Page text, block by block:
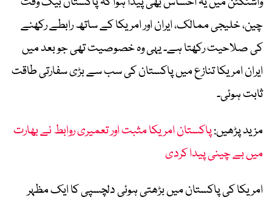
چین، خلیجی ممالک، ایران اور امریکا کے ساتھ رابطے رکھنے
کی صلاحیت رکھتا ہے۔ یہی وہ خصوصیت تھی جو بعد میں
ایران امریکا تنازع میں پاکستان کی سب سے بڑی سفارتی طاقت
ثابت ہوئی۔
مزید پڑھیں:پاکستان امریکا مثبت اور تعمیری روابط نے بھارت
میں بے چینی پیدا کردی
امریکا کی پاکستان میں بڑھتی ہوئی دلچسپی کا ایک مظہر